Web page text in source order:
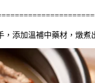
，添加溫補中藥材，燉煮